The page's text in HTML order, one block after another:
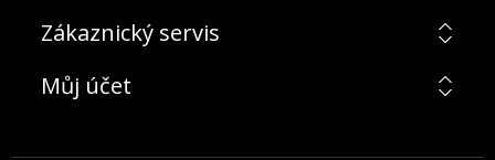
Zákaznický servis
Můj účet